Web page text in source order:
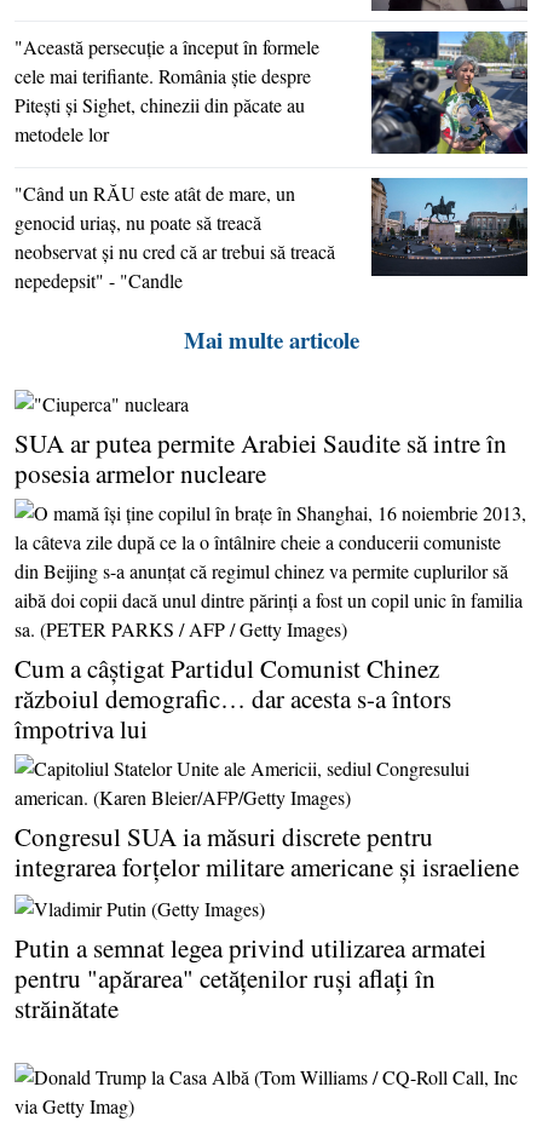
"Această persecuţie a început în formele
cele mai terifiante. România ştie despre
Piteşti şi Sighet, chinezii din păcate au
metodele lor
"Când un RĂU este atât de mare, un
genocid uriaş, nu poate să treacă
neobservat şi nu cred că ar trebui să treacă
nepedepsit" - "Candle
Mai multe articole
SUA ar putea permite Arabiei Saudite să intre în
posesia armelor nucleare
Cum a câştigat Partidul Comunist Chinez
războiul demografic… dar acesta s-a întors
împotriva lui
Congresul SUA ia măsuri discrete pentru
integrarea forţelor militare americane şi israeliene
Putin a semnat legea privind utilizarea armatei
pentru "apărarea" cetăţenilor ruşi aflaţi în
străinătate